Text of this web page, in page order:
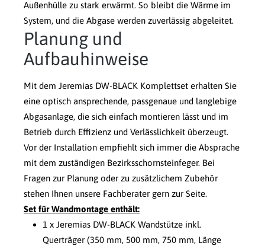
Außenhülle zu stark erwärmt. So bleibt die Wärme im
System, und die Abgase werden zuverlässig abgeleitet.
Planung und
Aufbauhinweise
Mit dem Jeremias DW-BLACK Komplettset erhalten Sie
eine optisch ansprechende, passgenaue und langlebige
Abgasanlage, die sich einfach montieren lässt und im
Betrieb durch Effizienz und Verlässlichkeit überzeugt.
Vor der Installation empfiehlt sich immer die Absprache
mit dem zuständigen Bezirksschornsteinfeger. Bei
Fragen zur Planung oder zu zusätzlichem Zubehör
stehen Ihnen unsere Fachberater gern zur Seite.
Set für Wandmontage enthält:
1 x Jeremias DW-BLACK Wandstütze inkl.
Querträger (350 mm, 500 mm, 750 mm, Länge